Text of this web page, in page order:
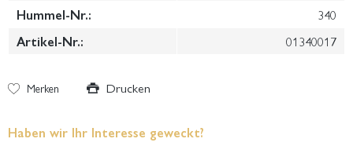
Hummel-Nr.:
340
Artikel-Nr.:
01340017
Merken Drucken
Haben wir Ihr Interesse geweckt?